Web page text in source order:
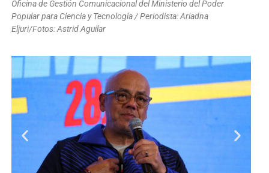
Oficina de Gestión Comunicacional del Ministerio del Poder
Popular para Ciencia y Tecnología / Periodista: Ariadna
Eljuri/Fotos: Astrid Aguilar